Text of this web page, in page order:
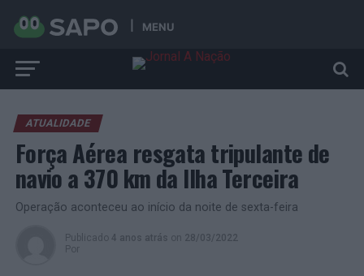
MENU
ATUALIDADE
Força Aérea resgata tripulante de
navio a 370 km da Ilha Terceira
Operação aconteceu ao início da noite de sexta-feira
Publicado 4 anos atrás on 28/03/2022
Por